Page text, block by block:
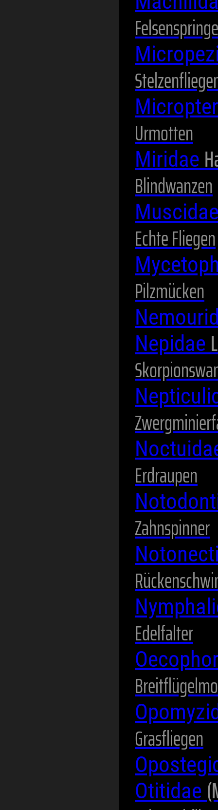
Urmotten
Miridae
Blindwanzen
Echte Fliegen
Pilzmücken
Nepidae
Erdraupen
Zahnspinner
Edelfalter
Grasfliegen
Otitidae